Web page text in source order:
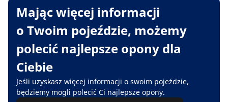
Mając więcej informacji
o Twoim pojeździe, możemy
polecić najlepsze opony dla
Ciebie
Jeśli uzyskasz więcej informacji o swoim pojeździe,
będziemy mogli polecić Ci najlepsze opony.